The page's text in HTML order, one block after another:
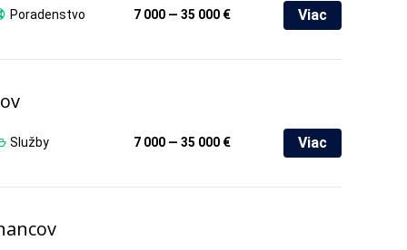
Poradenstvo 7 000 — 35 000 € Viac
Služby 7 000 — 35 000 € Viac